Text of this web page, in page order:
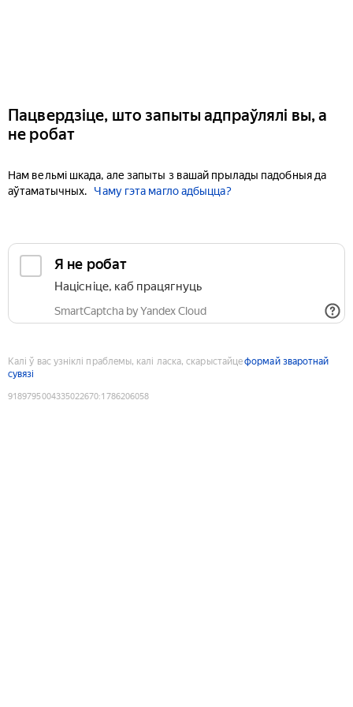
Пацвердзіце, што запыты адпраўлялі вы, а
не робат
Нам вельмі шкада, але запыты з вашай прылады падобныя да
аўтаматычных.
Чаму гэта магло адбыцца?
Я не робат
Націсніце, каб працягнуць
SmartCaptcha by Yandex Cloud
Калі ў вас узніклі праблемы, калі ласка, скарыстайцеформай зваротнай
сувязі
9189795004335022670:1786206058